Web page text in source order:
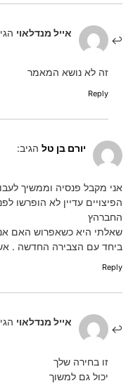
אייל מנדלאוי
זה לא נושא המאמר
Reply
יורם בן טל הגיב:
אני מקבל פנסיה וממשיך
הפיצויים עדיין לא הופרשו
החברהץ
שאלתי היא כשאפרוש האם
ביחד עם הצבירה החדשה .
Reply
אייל מנדלאוי
זו בחירה שלך
יכול גם למשוך